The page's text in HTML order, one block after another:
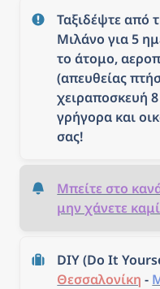
Ταξιδέψτε από
Μιλάνο για 5
το άτομο,
(απευθείας
χειραποσκευή
γρήγορα και
σας!
Μπείτε στο
μην χάνετε
Θεσσαλονίκη -